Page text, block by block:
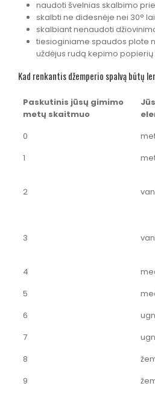
naudoti švelnias skalbimo
skalbti ne didesnėje nei 30°
skalbiant nenaudoti
tiesioginiame spaudos plote
uždėjus rudą kepimo popierių
Kad renkantis džemperio spalvą būtų
Paskutinis jūsų gimimo
metų skaitmuo
0
1
2
3
4
5
6
7
8
9